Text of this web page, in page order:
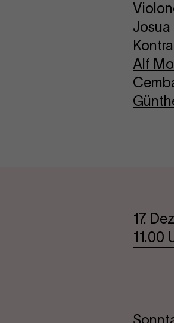
Josua
Alf
17.
11.00